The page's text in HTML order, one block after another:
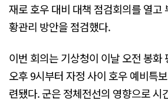
재로 호우 대비 대책 점검회의를 열고
황관리 방안을 점검했다.
이번 회의는 기상청이 이날 오전 봉화
오후 9시부터 자정 사이 호우 예비특
련됐다. 군은 정체전선의 영향으로 시